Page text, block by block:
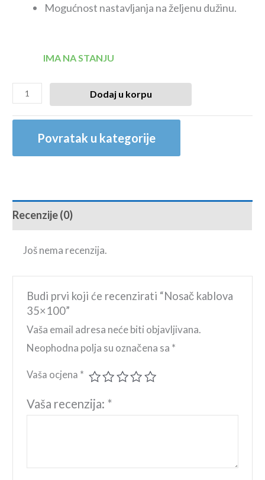
Mogućnost nastavljanja na željenu dužinu.
IMA NA STANJU
Dodaj u korpu
Povratak u kategorije
Recenzije (0)
Još nema recenzija.
Budi prvi koji će recenzirati “Nosač kablova
35×100”
Vaša email adresa neće biti objavljivana.
Neophodna polja su označena sa *
Vaša ocjena *
Vaša recenzija: *